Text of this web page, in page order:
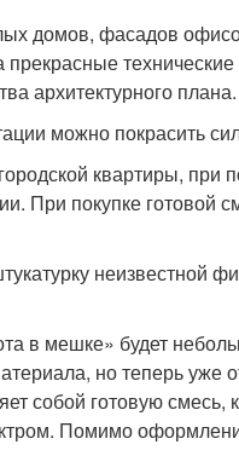
домов, фасадов
технические
архитектурного плана.
можно покрасить
квартиры,
При покупке
неизвестной
в мешке» будет
но теперь уже
собой готовую
Помимо